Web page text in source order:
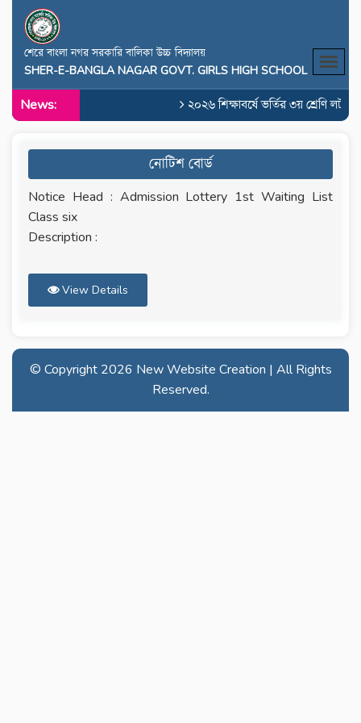
শেরে বাংলা নগর সরকারি বালিকা উচ্চ বিদ্যালয়
SHER-E-BANGLA NAGAR GOVT. GIRLS HIGH SCHOOL
News: ২০২৬ শিক্ষাবর্ষে ভর্তির ৩য় শ্রেণি
নোটিশ বোর্ড
Notice Head : Admission Lottery 1st Waiting List
Class six
Description :
View Details
© Copyright 2026 New Website Creation | All Rights
Reserved.